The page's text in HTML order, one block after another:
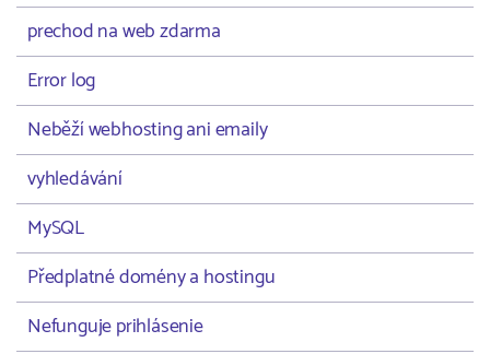
prechod na web zdarma
Error log
Neběží webhosting ani emaily
vyhledávání
MySQL
Předplatné domény a hostingu
Nefunguje prihlásenie